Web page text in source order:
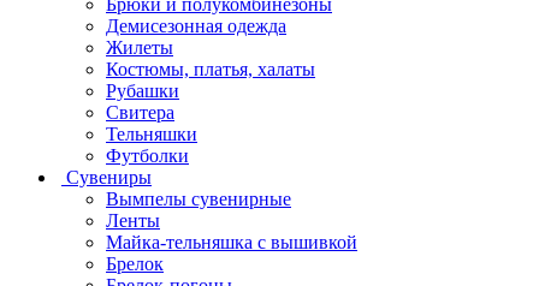
Демисезонная одежда
Жилеты
Костюмы, платья, халаты
Рубашки
Свитера
Тельняшки
Футболки
Сувениры
Вымпелы сувенирные
Ленты
Майка-тельняшка с вышивкой
Брелок